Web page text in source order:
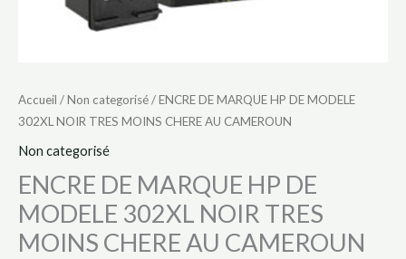
Accueil /Non categorisé/ ENCRE DE MARQUE HP DE MODELE
302XL NOIR TRES MOINS CHERE AU CAMEROUN
Non categorisé
ENCRE DE MARQUE HP DE
MODELE 302XL NOIR TRES
MOINS CHERE AU CAMEROUN